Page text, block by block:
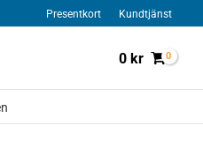
Presentkort Kundtjänst
0 kr